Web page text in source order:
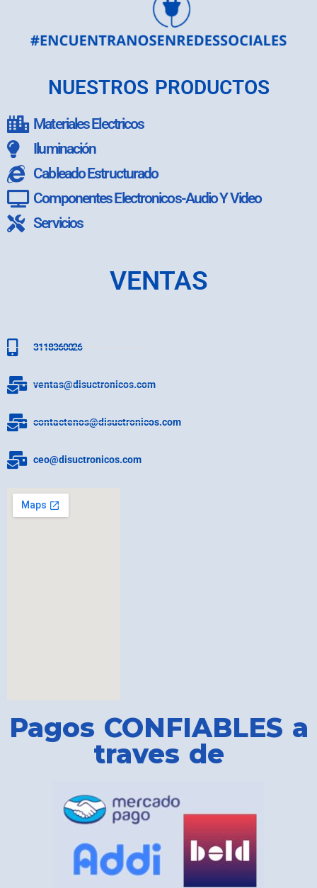
NUESTROS PRODUCTOS
Materiales Electricos
Iluminación
Cableado Estructurado
Componentes Electronicos-Audio Y Video
Servicios
VENTAS
3118360026
ventas@disuctronicos.com
contactenos@disuctronicos.com
ceo@disuctronicos.com
Pagos CONFIABLES a
traves de